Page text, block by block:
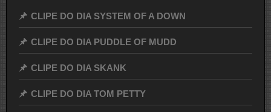
CLIPE DO DIA SYSTEM OF A DOWN
CLIPE DO DIA PUDDLE OF MUDD
CLIPE DO DIA SKANK
CLIPE DO DIA TOM PETTY